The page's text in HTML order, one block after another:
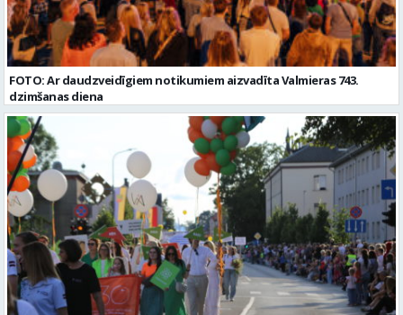
FOTO: Ar daudzveidīgiem notikumiem aizvadīta Valmieras 743.
dzimšanas diena